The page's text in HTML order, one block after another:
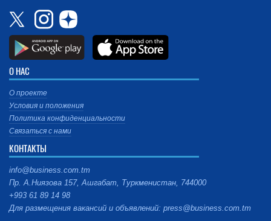
О НАС
О проекте
Условия и положения
Политика конфиденциальности
Связаться с нами
КОНТАКТЫ
info@business.com.tm
Пр. А.Ниязова 157, Ашгабат, Туркменистан, 744000
+993 61 89 14 98
Для размещения вакансий и объявлений: press@business.com.tm